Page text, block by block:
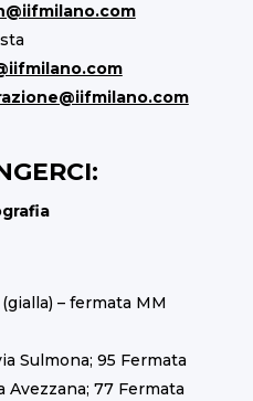
– fermata MM
Sulmona; 95 Fermata
Avezzana; 77 Fermata